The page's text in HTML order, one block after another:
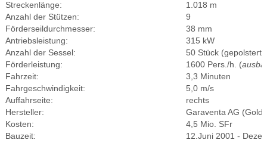
Streckenlänge:
1.018 m
Anzahl der Stützen:
9
Förderseildurchmesser:
38 mm
Antriebsleistung:
315 kW
Anzahl der Sessel:
50 Stück (gepolstert)
Förderleistung:
1600 Pers./h. (
Fahrzeit:
3,3 Minuten
Fahrgeschwindigkeit:
5,0 m/s
Auffahrseite:
rechts
Hersteller:
Garaventa AG
Kosten:
4,5 Mio. SFr
Bauzeit:
12.Juni 2001 -